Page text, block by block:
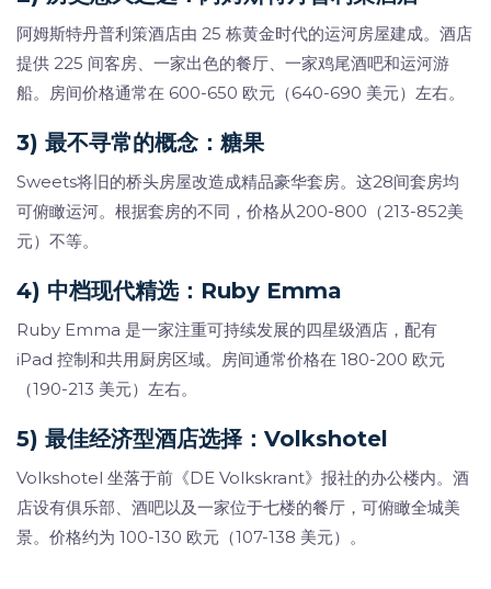
阿姆斯特丹普利策酒店由 25 栋黄金时代的运河房屋建成。酒店
提供 225 间客房、一家出色的餐厅、一家鸡尾酒吧和运河游
船。房间价格通常在 600-650 欧元（640-690 美元）左右。
3) 最不寻常的概念：糖果
Sweets将旧的桥头房屋改造成精品豪华套房。这28间套房均
可俯瞰运河。根据套房的不同，价格从200-800（213-852美
元）不等。
4) 中档现代精选：Ruby Emma
Ruby Emma 是一家注重可持续发展的四星级酒店，配有
iPad 控制和共用厨房区域。房间通常价格在 180-200 欧元
（190-213 美元）左右。
5) 最佳经济型酒店选择：Volkshotel
Volkshotel 坐落于前《DE Volkskrant》报社的办公楼内。酒
店设有俱乐部、酒吧以及一家位于七楼的餐厅，可俯瞰全城美
景。价格约为 100-130 欧元（107-138 美元）。